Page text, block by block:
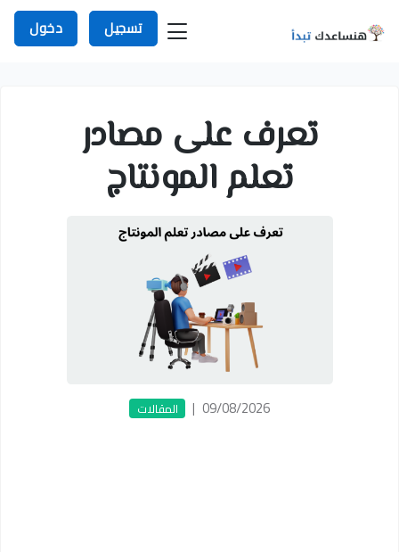
تسجيل دخول
تعرف على مصادر
تعلم المونتاج
09/08/2026
| المقالات